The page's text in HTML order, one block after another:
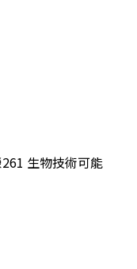
生物技術可能